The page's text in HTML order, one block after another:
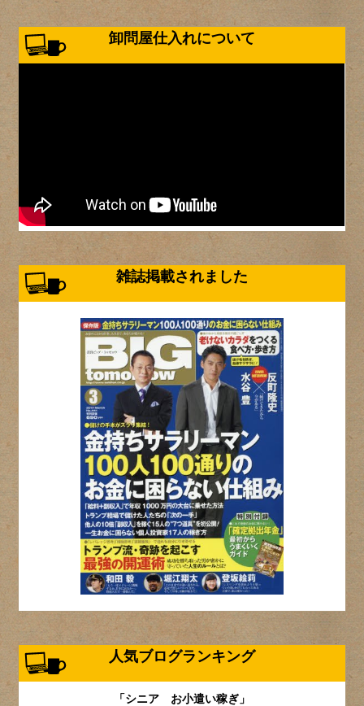
卸問屋仕入れについて
雑誌掲載されました
人気ブログランキング
「シニア お小遣い稼ぎ」